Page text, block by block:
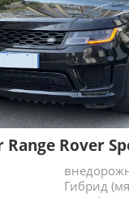
Range Rover
Гибрид